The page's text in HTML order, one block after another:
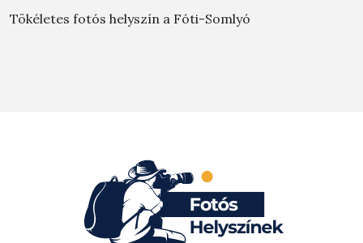
Tökéletes fotós helyszín a Fóti-Somlyó